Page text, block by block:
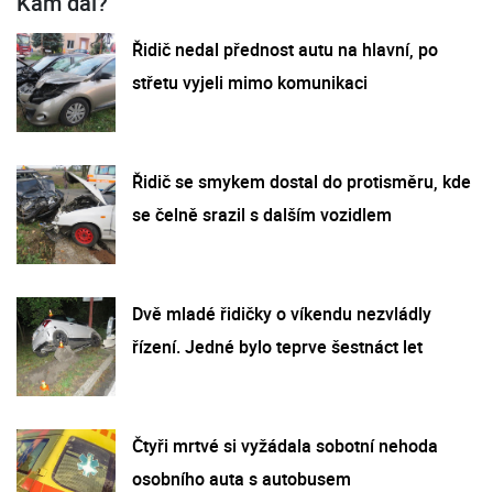
Řidič nedal přednost autu na hlavní, po
střetu vyjeli mimo komunikaci
Řidič se smykem dostal do protisměru, kde
se čelně srazil s dalším vozidlem
Dvě mladé řidičky o víkendu nezvládly
řízení. Jedné bylo teprve šestnáct let
Čtyři mrtvé si vyžádala sobotní nehoda
osobního auta s autobusem